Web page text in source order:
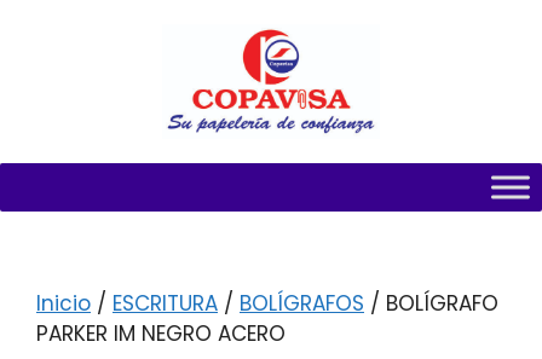
Inicio / ESCRITURA / BOLÍGRAFOS / BOLÍGRAFO
PARKER IM NEGRO ACERO